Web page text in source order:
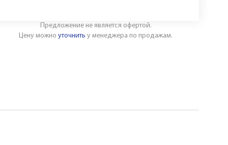
Предложение не является офертой.
Цену можноуточнить у менеджера по продажам.